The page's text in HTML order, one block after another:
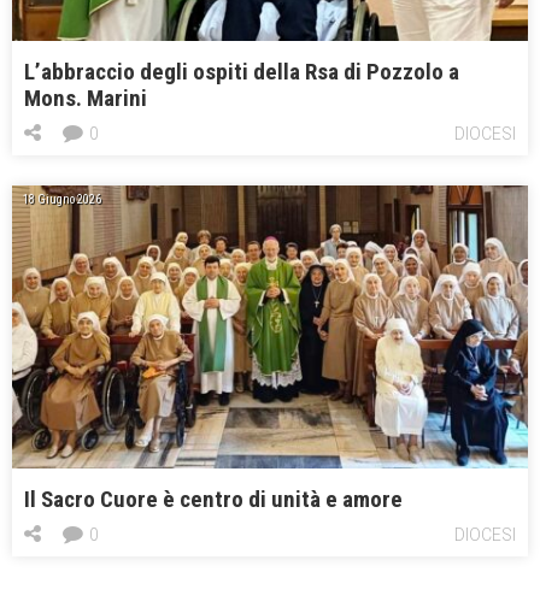
L’abbraccio degli ospiti della Rsa di Pozzolo a
Mons. Marini
DIOCESI
0
18 Giugno 2026
Il Sacro Cuore è centro di unità e amore
DIOCESI
0